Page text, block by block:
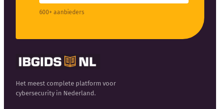
600+ aanbieders
Het meest complete platform voor
cybersecurity in Nederland.